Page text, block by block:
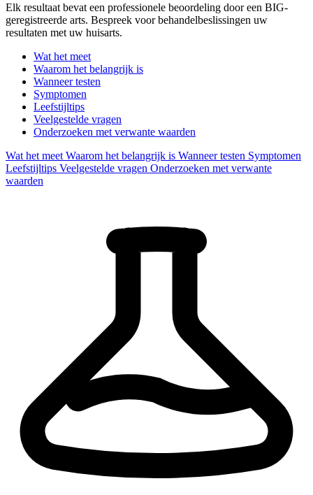
Elk resultaat bevat een professionele beoordeling door een BIG-
geregistreerde arts. Bespreek voor behandelbeslissingen uw
resultaten met uw huisarts.
Wat het meet
Waarom het belangrijk is
Wanneer testen
Symptomen
Leefstijltips
Veelgestelde vragen
Onderzoeken met verwante waarden
Wat het meet Waarom het belangrijk is Wanneer testen Symptomen
Leefstijltips Veelgestelde vragen Onderzoeken met verwante
waarden